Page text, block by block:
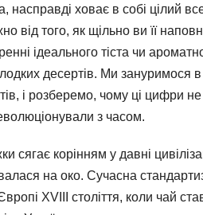
насправді ховає в собі цілий
від того, як щільно ви її
ідеального тіста чи
десертів. Ми зануримося в
і розберемо, чому ці цифри
з часом.
сягає корінням у давні
на око. Сучасна
XVIII століття, коли чай